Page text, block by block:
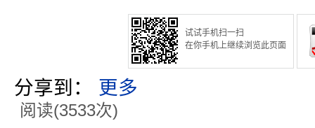
试试手机扫一扫
在你手机上继续浏览此页面
分享到： 更多
阅读(3533次)